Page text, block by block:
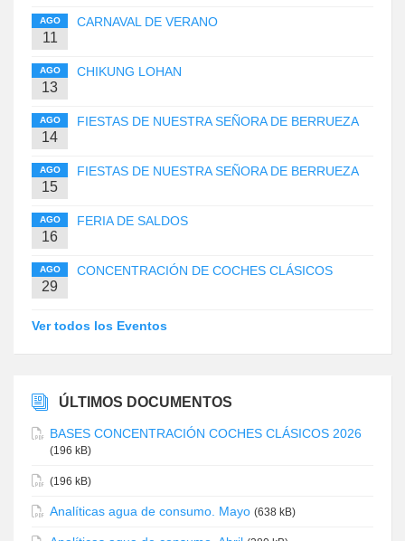
AGO
11
CARNAVAL DE VERANO
AGO
13
CHIKUNG LOHAN
AGO
14
FIESTAS DE NUESTRA SEÑORA DE BERRUEZA
AGO
15
FIESTAS DE NUESTRA SEÑORA DE BERRUEZA
AGO
16
FERIA DE SALDOS
AGO
29
CONCENTRACIÓN DE COCHES CLÁSICOS
Ver todos los Eventos
ÚLTIMOS DOCUMENTOS
BASES CONCENTRACIÓN COCHES CLÁSICOS 2026
(196 kB)
(196 kB)
Analíticas agua de consumo. Mayo (638 kB)